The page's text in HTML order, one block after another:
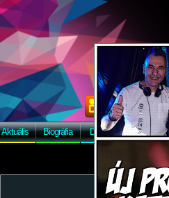
Aktuális Biográfia Discográfia Képek